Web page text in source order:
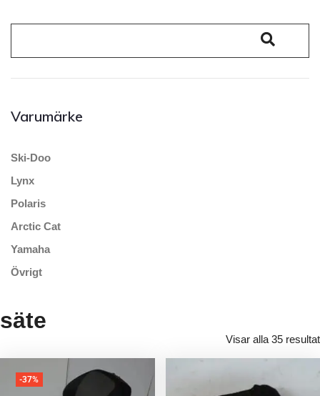
Varumärke
Ski-Doo
Lynx
Polaris
Arctic Cat
Yamaha
Övrigt
säte
Visar alla 35 resultat
-37%